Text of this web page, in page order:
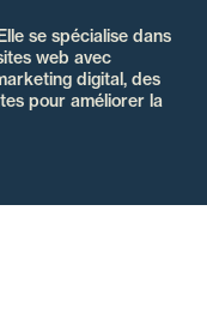
se spécialise dans
web avec
digital, des
pour améliorer la